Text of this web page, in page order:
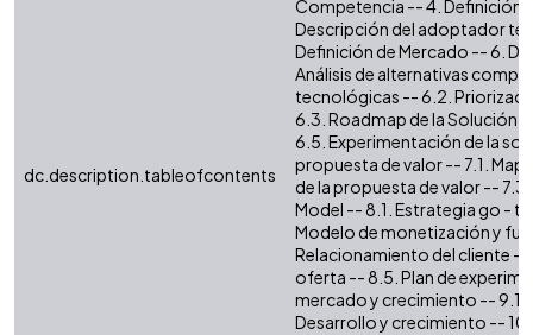
dc.description.tableofcontents
Competencia -- 4. Definición
Descripción del adoptador
Definición de Mercado -- 6.
Análisis de alternativas
tecnológicas -- 6.2.
6.3. Roadmap de la
6.5. Experimentación de la
propuesta de valor -- 7.1.
de la propuesta de valor --
Model -- 8.1. Estrategia go -
Modelo de monetización y
Relacionamiento del cliente
oferta -- 8.5. Plan de
mercado y crecimiento -- 9.1.
Desarrollo y crecimiento --